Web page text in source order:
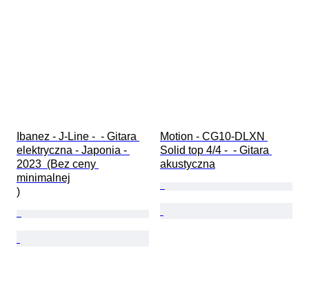
Ibanez - J-Line -  - Gitara
elektryczna - Japonia -
2023  (Bez ceny
minimalnej
)
Motion - CG10-DLXN
Solid top 4/4 -  - Gitara
akustyczna